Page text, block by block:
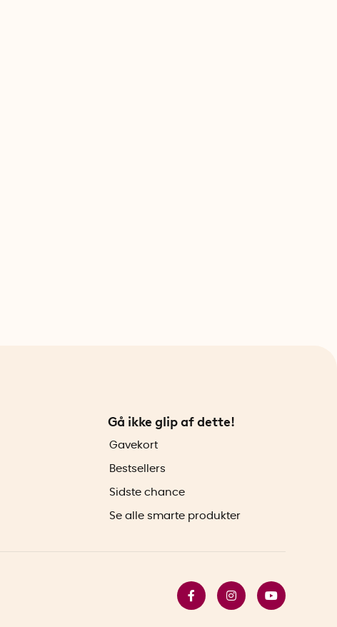
Gå ikke glip af dette!
Gavekort
Bestsellers
Sidste chance
Se alle smarte produkter